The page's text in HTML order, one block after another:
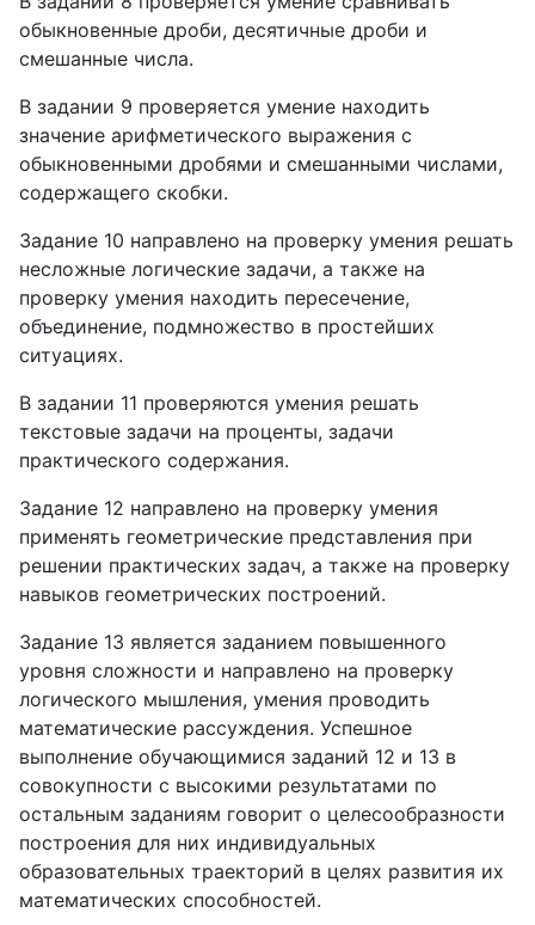
обыкновенные дроби, десятичные дроби и
смешанные числа.
В задании 9 проверяется умение находить
значение арифметического выражения с
обыкновенными дробями и смешанными числами,
содержащего скобки.
Задание 10 направлено на проверку умения решать
несложные логические задачи, а также на
проверку умения находить пересечение,
объединение, подмножество в простейших
ситуациях.
В задании 11 проверяются умения решать
текстовые задачи на проценты, задачи
практического содержания.
Задание 12 направлено на проверку умения
применять геометрические представления при
решении практических задач, а также на проверку
навыков геометрических построений.
Задание 13 является заданием повышенного
уровня сложности и направлено на проверку
логического мышления, умения проводить
математические рассуждения. Успешное
выполнение обучающимися заданий 12 и 13 в
совокупности с высокими результатами по
остальным заданиям говорит о целесообразности
построения для них индивидуальных
образовательных траекторий в целях развития их
математических способностей.